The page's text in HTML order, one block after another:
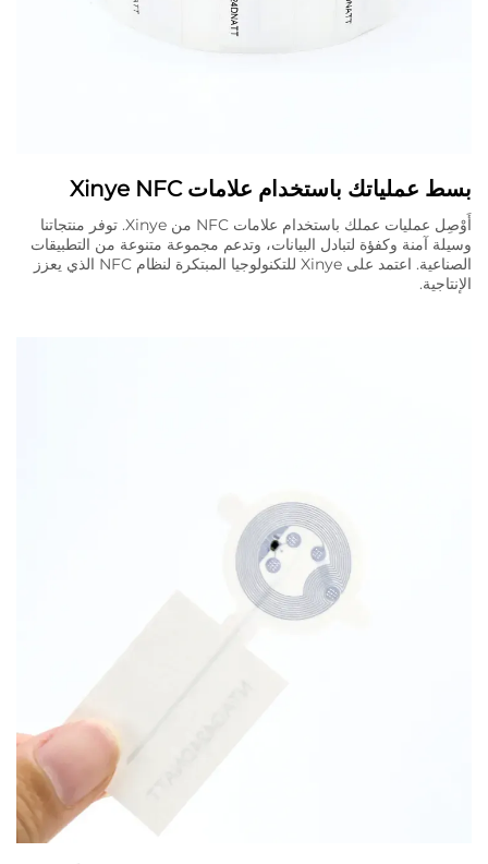
بسط عملياتك باستخدام علامات Xinye NFC
أَوْصِل عمليات عملك باستخدام علامات NFC من Xinye. توفر منتجاتنا
وسيلة آمنة وكفؤة لتبادل البيانات، وتدعم مجموعة متنوعة من التطبيقات
الصناعية. اعتمد على Xinye للتكنولوجيا المبتكرة لنظام NFC الذي يعزز
الإنتاجية.